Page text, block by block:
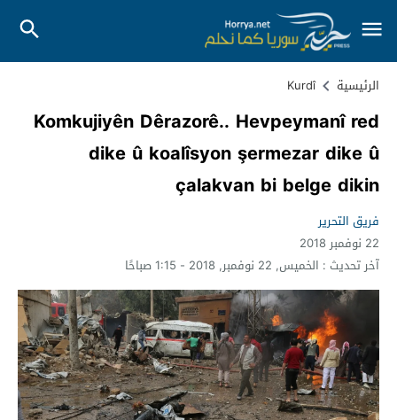
الرئيسية Kurdî
Komkujiyên Dêrazorê.. Hevpeymanî red
dike û koalîsyon şermezar dike û
çalakvan bi belge dikin
فريق التحرير
22 نوفمبر 2018
آخر تحديث : الخميس, 22 نوفمبر, 2018 - 1:15 صباحًا